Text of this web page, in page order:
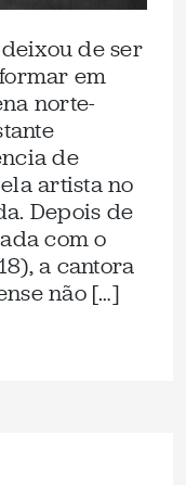
de ser
em
norte-
de
artista no
Depois de
com o
a cantora
não […]